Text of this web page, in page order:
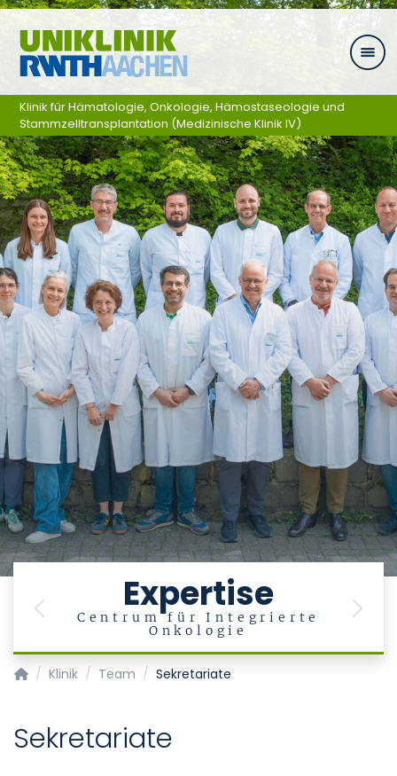
Ga naar navigatie
Expertise
Centrum für Integrierte
Onkologie
Previous Next
Klinik für Hämatologie, Onkologie, Hämostaseologie und
Stammzelltransplantation (Medizinische Klinik IV)
Klinik für Hämatologie, Onkologie, Hämostaseologie und
Klinik Team Sekretariate
Sekretariate